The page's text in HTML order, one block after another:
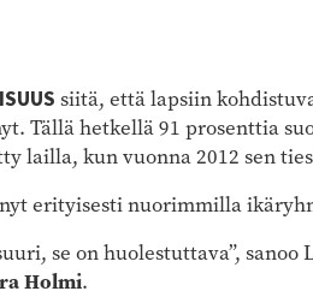
siitä, että lapsiin
Tällä hetkellä 91 prosenttia
lailla, kun vuonna 2012 sen
erityisesti nuorimmilla
se on huolestuttava”,
Holmi.